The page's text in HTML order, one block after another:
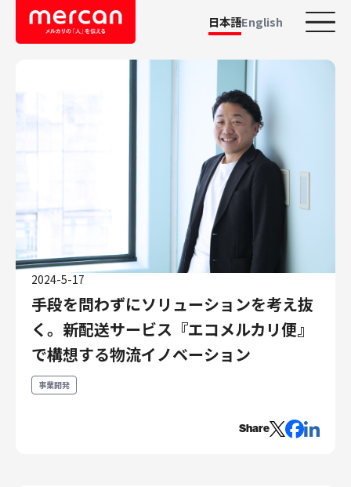
日本語English
会社・事業
メルカリ
メルカリShops
メルカリR4Dラボ
AI/LLM
職種
エンジニアリング
エンジニアリング
2024-5-17
手段を問わずにソリューションを考え抜
く。新配送サービス『エコメルカリ便』
で構想する物流イノベーション
事業開発
Share